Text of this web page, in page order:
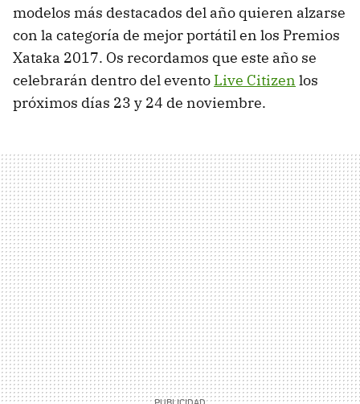
modelos más destacados del año quieren alzarse
con la categoría de mejor portátil en los Premios
Xataka 2017. Os recordamos que este año se
celebrarán dentro del evento Live Citizen los
próximos días 23 y 24 de noviembre.